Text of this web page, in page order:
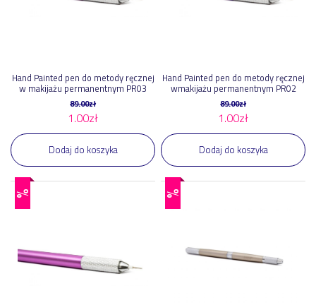
Hand Painted pen do metody ręcznej
w makijażu permanentnym PR03
89.00zł
1.00zł
Dodaj do koszyka
Hand Painted pen do metody ręcznej
wmakijażu permanentnym PR02
89.00zł
1.00zł
Dodaj do koszyka
% %